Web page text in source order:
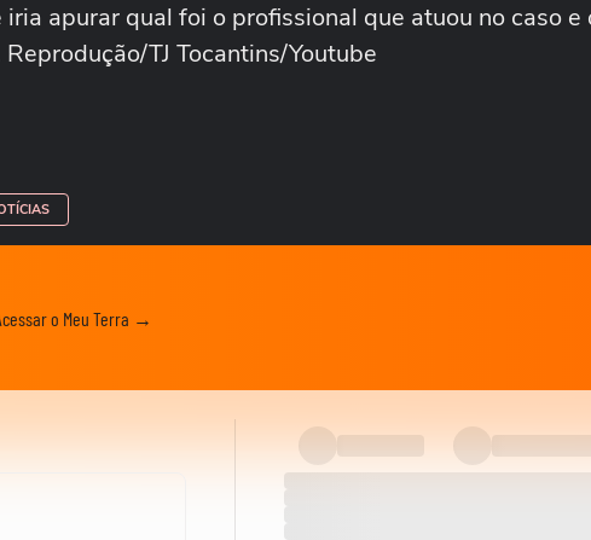
apurar qual foi o profissional que atuou no caso
TJ Tocantins/Youtube
o Meu Terra →